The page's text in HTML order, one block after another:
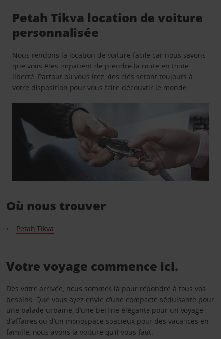
Petah Tikva location de voiture
personnalisée
Nous rendons la location de voiture facile car nous savons
que vous êtes impatient de prendre la route en toute
liberté. Partout où vous irez, des clés seront toujours à
votre disposition pour vous faire découvrir le monde.
Où nous trouver
Petah Tikva
Votre voyage commence ici.
Dès votre arrivée, nous sommes là pour répondre à tous vos
besoins. Que vous ayez envie d’une compacte séduisante pour
une balade urbaine, d’une berline élégante pour un voyage
d’affaires ou d’un monospace spacieux pour des vacances en
famille, nous avons la voiture qu’il vous faut.